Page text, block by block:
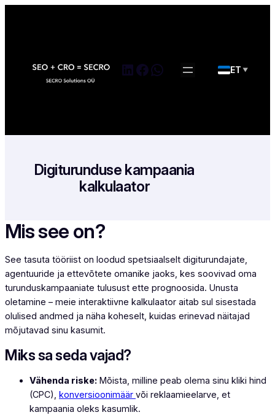
LinkedIn
Facebook
WhatsApp ET ▼
Digiturunduse kampaania
kalkulaator
Mis see on?
See tasuta tööriist on loodud spetsiaalselt digiturundajate,
agentuuride ja ettevõtete omanike jaoks, kes soovivad oma
turunduskampaaniate tulusust ette prognoosida. Unusta
oletamine – meie interaktiivne kalkulaator aitab sul sisestada
olulised andmed ja näha koheselt, kuidas erinevad näitajad
mõjutavad sinu kasumit.
Miks sa seda vajad?
Vähenda riske: Mõista, milline peab olema sinu kliki hind
(CPC), konversioonimäär või reklaamieelarve, et
kampaania oleks kasumlik.